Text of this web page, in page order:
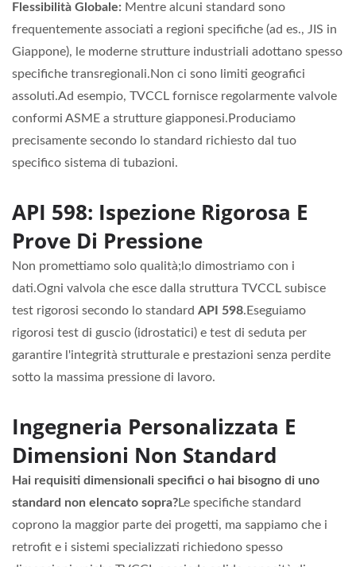
Flessibilità Globale: Mentre alcuni standard sono
frequentemente associati a regioni specifiche (ad es., JIS in
Giappone), le moderne strutture industriali adottano spesso
specifiche transregionali.Non ci sono limiti geografici
assoluti.Ad esempio, TVCCL fornisce regolarmente valvole
conformi ASME a strutture giapponesi.Produciamo
precisamente secondo lo standard richiesto dal tuo
specifico sistema di tubazioni.
API 598: Ispezione Rigorosa E
Prove Di Pressione
Non promettiamo solo qualità;lo dimostriamo con i
dati.Ogni valvola che esce dalla struttura TVCCL subisce
test rigorosi secondo lo standard API 598.Eseguiamo
rigorosi test di guscio (idrostatici) e test di seduta per
garantire l'integrità strutturale e prestazioni senza perdite
sotto la massima pressione di lavoro.
Ingegneria Personalizzata E
Dimensioni Non Standard
Hai requisiti dimensionali specifici o hai bisogno di uno
standard non elencato sopra?Le specifiche standard
coprono la maggior parte dei progetti, ma sappiamo che i
retrofit e i sistemi specializzati richiedono spesso